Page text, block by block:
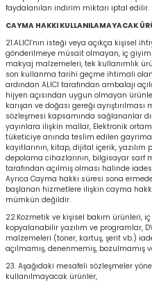
faydalanılan indirim miktarı iptal edilir.
CAYMA HAKKI KULLANILAMAYACAK
21.ALICI’nın isteği veya açıkça kişisel
gönderilmeye müsait olmayan, iç
makyaj malzemeleri, tek kullanımlık
son kullanma tarihi geçme ihtimali
ardından ALICI tarafından ambalajı
hijyen açısından uygun olmayan
karışan ve doğası gereği
sözleşmesi kapsamında sağlananlar
yayınlara ilişkin mallar, Elektronik
tüketiciye anında teslim edilen
kayıtlarının, kitap, dijital içerik,
depolama cihazlarının, bilgisayar sarf
tarafından açılmış olması halinde
Ayrıca Cayma hakkı süresi sona
başlanan hizmetlere ilişkin cayma
mümkün değildir.
22.Kozmetik ve kişisel bakım ürünleri,
kopyalanabilir yazılım ve programlar,
malzemeleri (toner, kartuş, şerit vb.)
açılmamış, denenmemiş, bozulmamış
23. Aşağıdaki mesafeli sözleşmeler
kullanılmayacak ürünler,